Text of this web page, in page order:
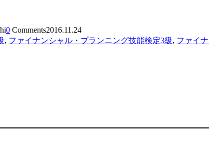
0 Comments2016.11.24
, ファイナンシャル・プランニング技能検定3級, ファイ